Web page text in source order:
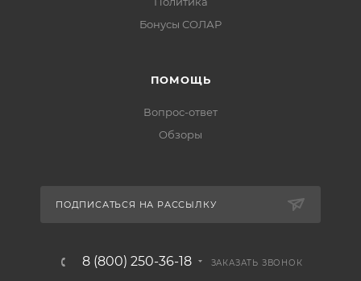
Бонусы СОЛАР
ПОМОЩЬ
Вопрос-ответ
Обзоры
ПОДПИСАТЬСЯ НА РАССЫЛКУ
8 (800) 250-36-18 ЗАКАЗАТЬ ЗВОНОК